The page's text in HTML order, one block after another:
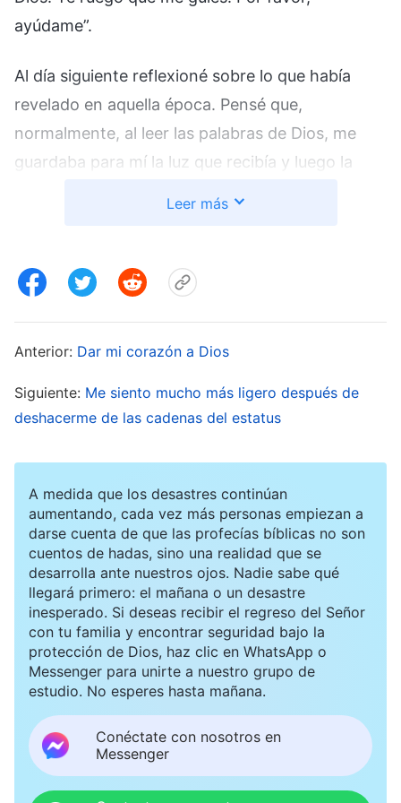
ayúdame”.
Al día siguiente reflexioné sobre lo que había
revelado en aquella época. Pensé que,
normalmente, al leer las palabras de Dios, me
guardaba para mí la luz que recibía y luego la
tuvieran mejor opinión de mí. Al ver que lo que
muy tolerante con los demás y que no solía
montar un escándalo por pequeñeces, que en el
fondo era una persona sencilla. Pero ahora
contra ella en secreto. ¿Cómo podía ser esa
clase de persona? Llamé por teléfono a una
hermana para preguntarle: “Hermana, ¿alguna
vez sientes envidia durante las reuniones tras
escuchar la luz en lo que comparten otros
hermanos y hermanas sobre las palabras de
Dios?”. Me contestó: “No. Si lo que comparten
los hermanos y hermanas tiene luz, eso me
ayuda. ¡Me alegra de veras y lo disfruto
muchísimo!”. Sus palabras me hicieron sentir aún
peor. Sentí vivamente la intensidad de mi
Leer más
Anterior: Dar mi corazón a Dios
Siguiente: Me siento mucho más ligero después de
deshacerme de las cadenas del estatus
A medida que los desastres continúan
aumentando, cada vez más personas empiezan a
darse cuenta de que las profecías bíblicas no son
cuentos de hadas, sino una realidad que se
desarrolla ante nuestros ojos. Nadie sabe qué
llegará primero: el mañana o un desastre
inesperado. Si deseas recibir el regreso del Señor
con tu familia y encontrar seguridad bajo la
protección de Dios, haz clic en WhatsApp o
Messenger para unirte a nuestro grupo de
estudio. No esperes hasta mañana.
Conéctate con nosotros en
Messenger